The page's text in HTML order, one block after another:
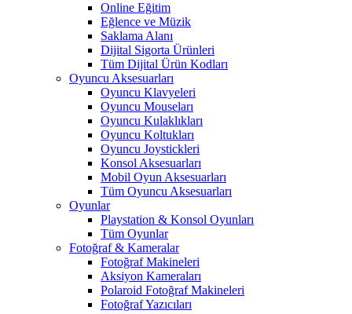
Online Eğitim
Eğlence ve Müzik
Saklama Alanı
Dijital Sigorta Ürünleri
Tüm Dijital Ürün Kodları
Oyuncu Aksesuarları
Oyuncu Klavyeleri
Oyuncu Mouseları
Oyuncu Kulaklıkları
Oyuncu Koltukları
Oyuncu Joystickleri
Konsol Aksesuarları
Mobil Oyun Aksesuarları
Tüm Oyuncu Aksesuarları
Oyunlar
Playstation & Konsol Oyunları
Tüm Oyunlar
Fotoğraf & Kameralar
Fotoğraf Makineleri
Aksiyon Kameraları
Polaroid Fotoğraf Makineleri
Fotoğraf Yazıcıları